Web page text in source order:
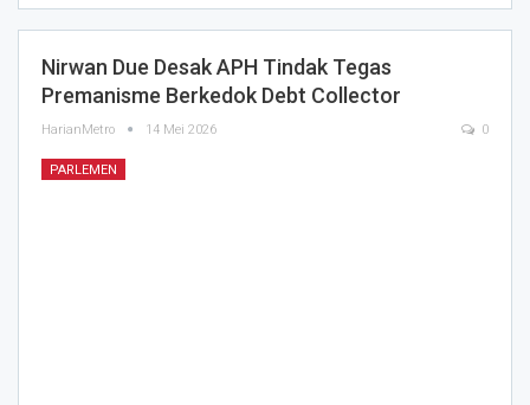
Nirwan Due Desak APH Tindak Tegas
Premanisme Berkedok Debt Collector
HarianMetro 14 Mei 2026 0
PARLEMEN